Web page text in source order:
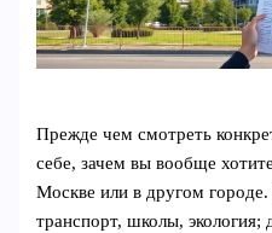
Прежде чем смотреть
себе, зачем вы вообще
Москве или в другом
транспорт, школы,